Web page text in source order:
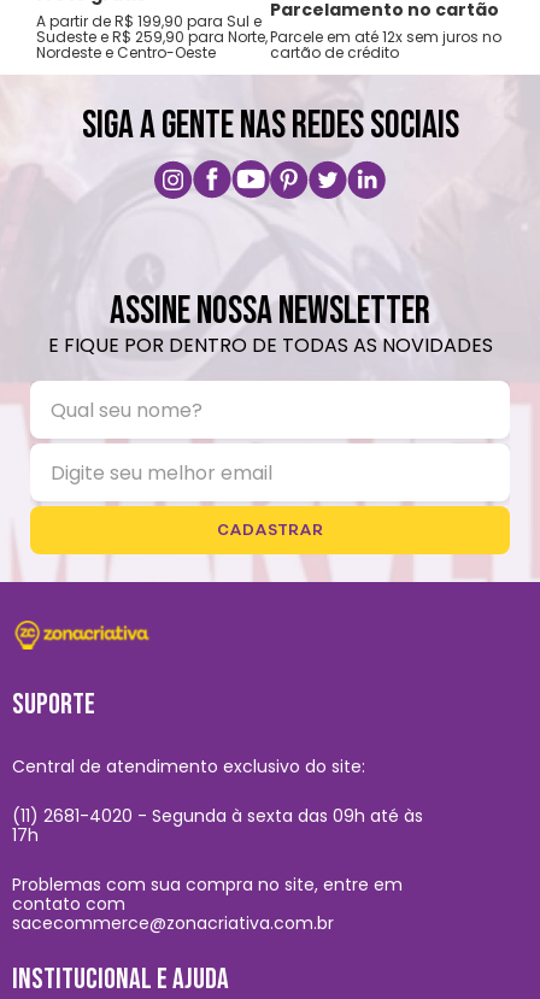
A partir de R$ 199,90 para Sul e
Sudeste e R$ 259,90 para Norte,
Nordeste e Centro-Oeste
Parcelamento no cartão
Parcele em até 12x sem juros no
cartão de crédito
SIGA A GENTE NAS REDES SOCIAIS
ASSINE NOSSA NEWSLETTER
E FIQUE POR DENTRO DE TODAS AS NOVIDADES
CADASTRAR
SUPORTE
Central de atendimento exclusivo do site:
(11) 2681-4020 - Segunda à sexta das 09h até às
17h
Problemas com sua compra no site, entre em
contato com
sacecommerce@zonacriativa.com.br
INSTITUCIONAL E AJUDA